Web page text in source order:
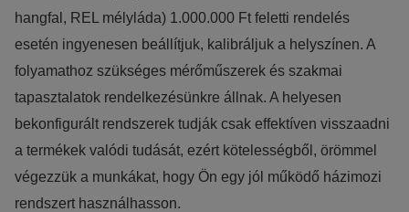
hangfal, REL mélyláda) 1.000.000 Ft feletti rendelés
esetén ingyenesen beállítjuk, kalibráljuk a helyszínen. A
folyamathoz szükséges mérőműszerek és szakmai
tapasztalatok rendelkezésünkre állnak. A helyesen
bekonfigurált rendszerek tudják csak effektíven visszaadni
a termékek valódi tudását, ezért kötelességből, örömmel
végezzük a munkákat, hogy Ön egy jól működő házimozi
rendszert használhasson.